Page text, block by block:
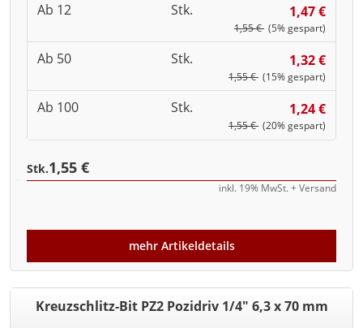
Ab 12 Stk. 1,47 €
1,55 € (5% gespart)
Ab 50 Stk. 1,32 €
1,55 € (15% gespart)
Ab 100 Stk. 1,24 €
1,55 € (20% gespart)
Stk.1,55 €
inkl. 19% MwSt. + Versand
mehr Artikeldetails
Kreuzschlitz-Bit PZ2 Pozidriv 1/4" 6,3 x 70 mm